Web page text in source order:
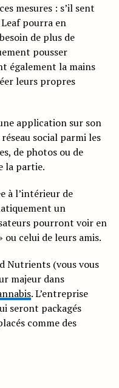
mesures : s’il sent
pourra en
de plus de
pousser
également la mains
leurs propres
application sur son
social parmi les
de photos ou de
la partie.
à l’intérieur de
un
pourront voir en
celui de leurs amis.
Nutrients (vous vous
majeur dans
. L’entreprise
seront packagés
comme des